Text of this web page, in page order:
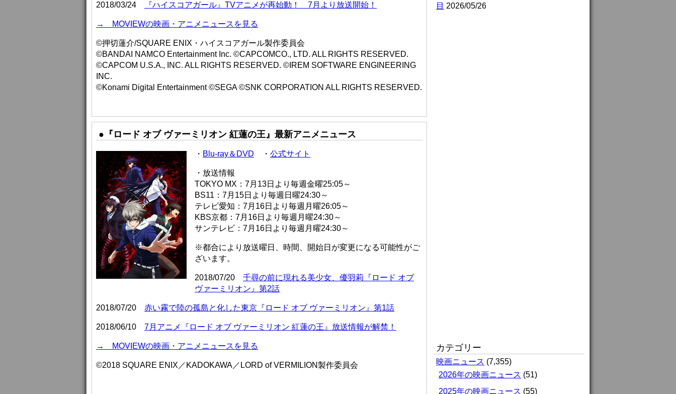
2018/03/24 『ハイスコアガール』TVアニメが再始動！ 7月より放送開始！
→ MOVIEWの映画・アニメニュースを見る
©押切蓮介/SQUARE ENIX・ハイスコアガール製作委員会
©BANDAI NAMCO Entertainment Inc. ©CAPCOMCO., LTD. ALL RIGHTS RESERVED.
©CAPCOM U.S.A., INC. ALL RIGHTS RESERVED. ©IREM SOFTWARE ENGINEERING
INC.
©Konami Digital Entertainment ©SEGA ©SNK CORPORATION ALL RIGHTS RESERVED.
●『ロード オブ ヴァーミリオン 紅蓮の王』最新アニメニュース
・ Blu-ray＆DVD ・ 公式サイト
・放送情報
TOKYO MX：7月13日より毎週金曜25:05～
BS11：7月15日より毎週日曜24:30～
テレビ愛知：7月16日より毎週月曜26:05～
KBS京都：7月16日より毎週月曜24:30～
サンテレビ：7月16日より毎週月曜24:30～
※都合により放送曜日、時間、開始日が変更になる可能性がご
ざいます。
2018/07/20 千尋の前に現れる美少女、優羽莉『ロード オブ
ヴァーミリオン』第2話
2018/07/20 赤い霧で陸の孤島と化した東京『ロード オブ ヴァーミリオン』第1話
2018/06/10 7月アニメ『ロード オブ ヴァーミリオン 紅蓮の王』放送情報が解禁！
→ MOVIEWの映画・アニメニュースを見る
©2018 SQUARE ENIX／KADOKAWA／LORD of VERMILION製作委員会
目 2026/05/26
カテゴリー
映画ニュース (7,355)
2026年の映画ニュース (51)
2025年の映画ニュース (55)